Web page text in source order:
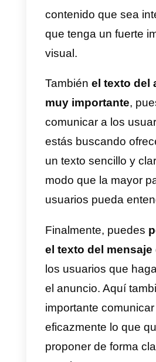
Cómo
anuncios
Direct
Para obtener el